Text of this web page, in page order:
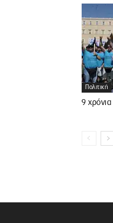
Πολιτική
9